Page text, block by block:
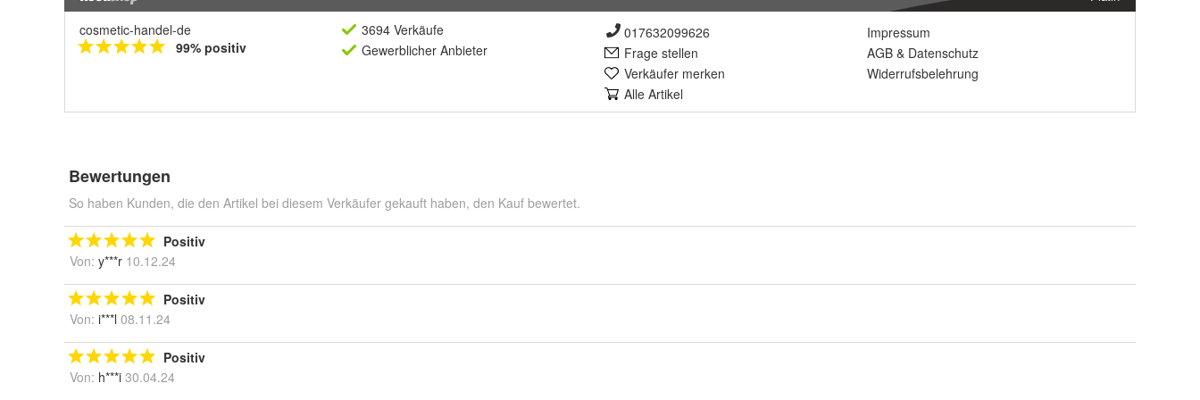
cosmetic-handel-de
99% positiv
3694 Verkäufe
Gewerblicher Anbieter
017632099626
Frage stellen
Verkäufer merken
Alle Artikel
Impressum
AGB & Datenschutz
Widerrufsbelehrung
Bewertungen
So haben Kunden, die den Artikel bei diesem Verkäufer gekauft haben, den Kauf bewertet.
Positiv
Von: y***r 10.12.24
Positiv
Von: i***l 08.11.24
Positiv
Von: h***i 30.04.24